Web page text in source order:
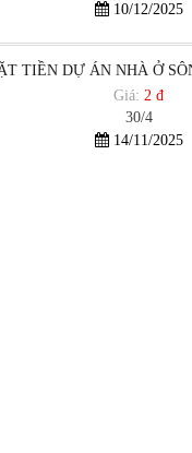
10/12/2025
Giá: 2 đ
30/4
14/11/2025